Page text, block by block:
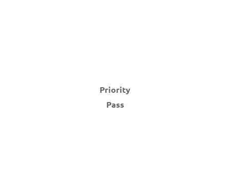
Priority
Pass